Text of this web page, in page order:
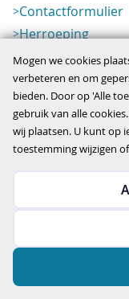
Contactformulier
Herroeping
Over ons
Bedrijfsgegevens
Werkwijze
Overzichten
Verlopen aanbod
Copyright © 2026
privacy- en
Mogen we cookies
verbeteren en om
bieden. Door op 'Alle
gebruik van alle
wij plaatsen. U kunt op
toestemming wijzigen